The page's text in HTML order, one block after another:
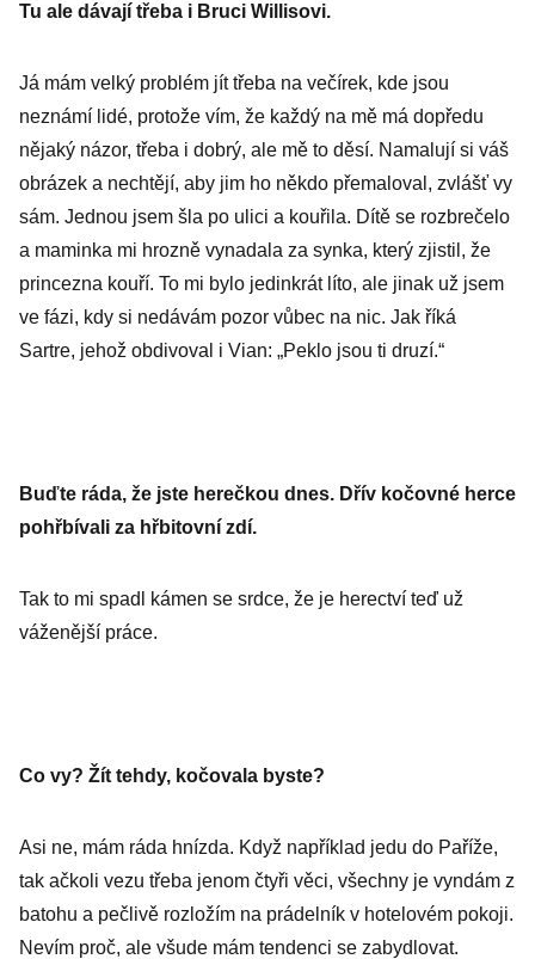
Tu ale dávají třeba i Bruci Willisovi.
Já mám velký problém jít třeba na večírek, kde jsou
neznámí lidé, protože vím, že každý na mě má dopředu
nějaký názor, třeba i dobrý, ale mě to děsí. Namalují si váš
obrázek a nechtějí, aby jim ho někdo přemaloval, zvlášť vy
sám. Jednou jsem šla po ulici a kouřila. Dítě se rozbrečelo
a maminka mi hrozně vynadala za synka, který zjistil, že
princezna kouří. To mi bylo jedinkrát líto, ale jinak už jsem
ve fázi, kdy si nedávám pozor vůbec na nic. Jak říká
Sartre, jehož obdivoval i Vian: „Peklo jsou ti druzí.“
Buďte ráda, že jste herečkou dnes. Dřív kočovné herce
pohřbívali za hřbitovní zdí.
Tak to mi spadl kámen se srdce, že je herectví teď už
váženější práce.
Co vy? Žít tehdy, kočovala byste?
Asi ne, mám ráda hnízda. Když například jedu do Paříže,
tak ačkoli vezu třeba jenom čtyři věci, všechny je vyndám z
batohu a pečlivě rozložím na prádelník v hotelovém pokoji.
Nevím proč, ale všude mám tendenci se zabydlovat.